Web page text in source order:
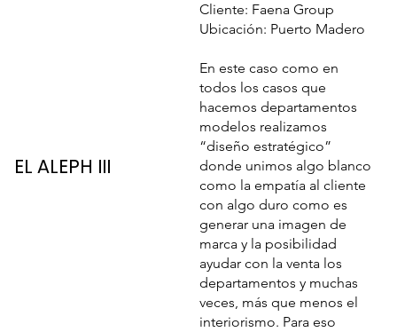
EL ALEPH III
Cliente: Faena Group
Ubicación: Puerto Madero
En este caso como en
todos los casos que
hacemos departamentos
modelos realizamos
“diseño estratégico”
donde unimos algo blanco
como la empatía al cliente
con algo duro como es
generar una imagen de
marca y la posibilidad
ayudar con la venta los
departamentos y muchas
veces, más que menos el
interiorismo. Para eso